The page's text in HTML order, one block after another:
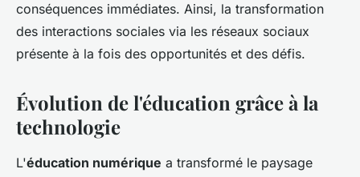
conséquences immédiates. Ainsi, la transformation
des interactions sociales via les réseaux sociaux
présente à la fois des opportunités et des défis.
Évolution de l'éducation grâce à la
technologie
L'éducation numérique a transformé le paysage